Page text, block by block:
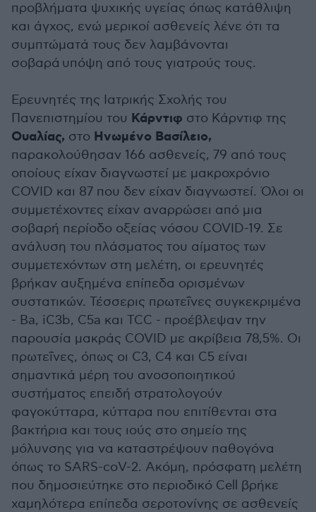
προβλήματα ψυχικής υγείας όπως κατάθλιψη
και άγχος, ενώ μερικοί ασθενείς λένε ότι τα
συμπτώματά τους δεν λαμβάνονται
σοβαρά υπόψη από τους γιατρούς τους.
Ερευνητές της Ιατρικής Σχολής του
Πανεπιστημίου του Κάρντιφ στο Κάρντιφ της
Ουαλίας, στο Ηνωμένο Βασίλειο,
παρακολούθησαν 166 ασθενείς, 79 από τους
οποίους είχαν διαγνωστεί με μακροχρόνιο
COVID και 87 που δεν είχαν διαγνωστεί. Όλοι οι
συμμετέχοντες είχαν αναρρώσει από μια
σοβαρή περίοδο οξείας νόσου COVID-19. Σε
ανάλυση του πλάσματος του αίματος των
συμμετεχόντων στη μελέτη, οι ερευνητές
βρήκαν αυξημένα επίπεδα ορισμένων
συστατικών. Τέσσερις πρωτεΐνες συγκεκριμένα
- Ba, iC3b, C5a και TCC - προέβλεψαν την
παρουσία μακράς COVID με ακρίβεια 78,5%. Οι
πρωτεΐνες, όπως οι C3, C4 και C5 είναι
σημαντικά μέρη του ανοσοποιητικού
συστήματος επειδή στρατολογούν
φαγοκύτταρα, κύτταρα που επιτίθενται στα
βακτήρια και τους ιούς στο σημείο της
μόλυνσης για να καταστρέψουν παθογόνα
όπως το SARS-coV-2. Ακόμη, πρόσφατη μελέτη
που δημοσιεύτηκε στο περιοδικό Cell βρήκε
χαμηλότερα επίπεδα σεροτονίνης σε ασθενείς